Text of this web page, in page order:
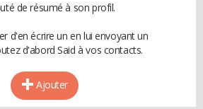
de résumé à son profil.
d'en écrire un en lui envoyant un
d'abord Said à vos contacts.
Ajouter